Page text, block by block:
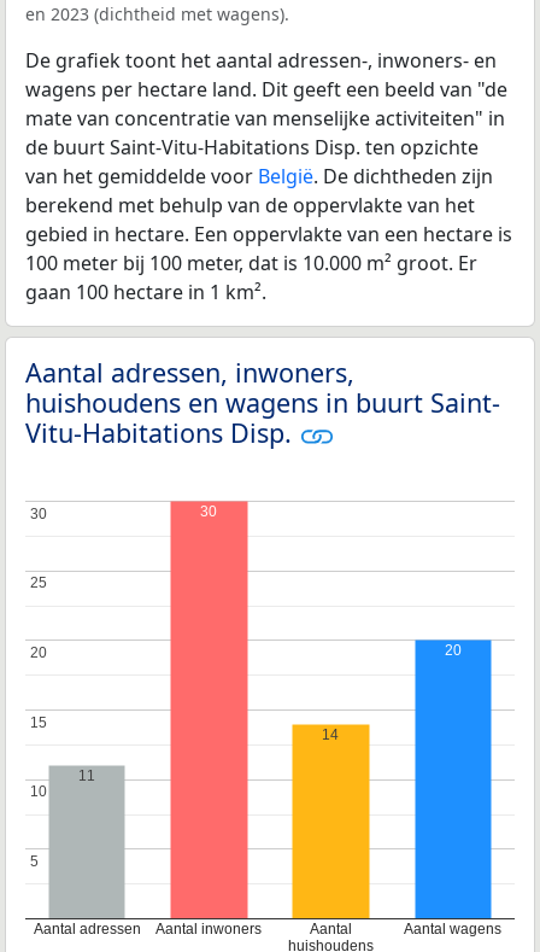
en 2023 (dichtheid met wagens).
De grafiek toont het aantal adressen-, inwoners- en
wagens per hectare land. Dit geeft een beeld van "de
mate van concentratie van menselijke activiteiten" in
de buurt Saint-Vitu-Habitations Disp. ten opzichte
van het gemiddelde voor België. De dichtheden zijn
berekend met behulp van de oppervlakte van het
gebied in hectare. Een oppervlakte van een hectare is
100 meter bij 100 meter, dat is 10.000 m² groot. Er
gaan 100 hectare in 1 km².
Aantal adressen, inwoners,
huishoudens en wagens in buurt Saint-
Vitu-Habitations Disp.
Aantal adressen Aantal inwoners
Aantal
huishoudens
Aantal wagens
5
5
10
10
15
15
20
20
25
25
30
30
11
30
14
20